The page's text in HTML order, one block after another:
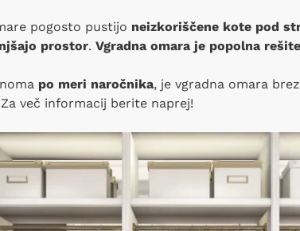
pogosto pustijo neizkoriščene kote pod
prostor. Vgradna omara je popolna
po meri naročnika, je vgradna omara
več informacij berite naprej!